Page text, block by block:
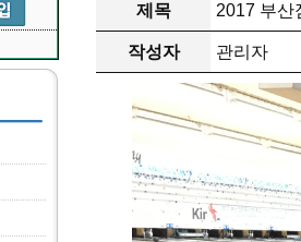
제목 2017 부산
작성자 관리자